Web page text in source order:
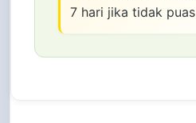
7 hari jika tidak puas